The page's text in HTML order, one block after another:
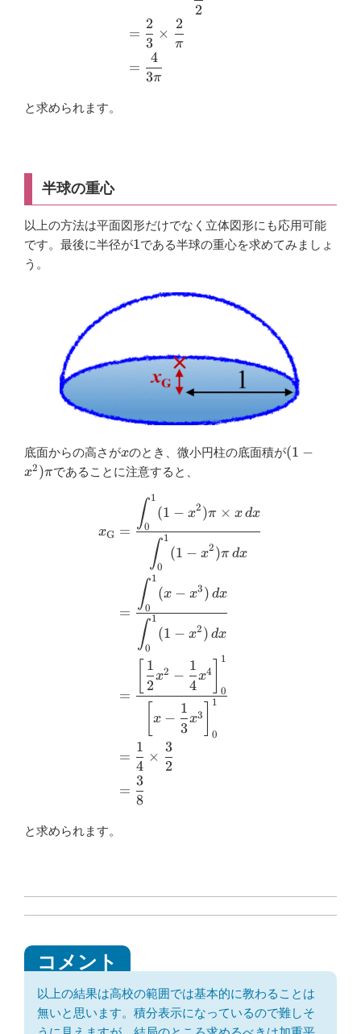
2
=
3
2
×
π
2
=
3π
4
と求められます。
半球の重心
以上の方法は平面図形だけでなく立体図形にも応用可能
です。最後に半径が1
1である半球の重心を求めてみましょ
う。
底面からの高さがx
xのとき、微小円柱の底面積が(1-
(1 −
x2 )πであることに注意すると、
\begin{aligned}
xG =
∫0
1
(1 − x2 )π dx
∫0
1
(1 − x2 )π × xdx
=
∫0
1
(1 − x2 ) dx
∫0
1
(x − x3 ) dx
=
[x −
3
1
x3
0
1
2
1
x2 −
4
1
x4
0
1
=
4
1
×
2
3
=
8
3
と求められます。
以上の結果は高校の範囲では基本的に教わることは
無いと思います。積分表示になっているので難しそ